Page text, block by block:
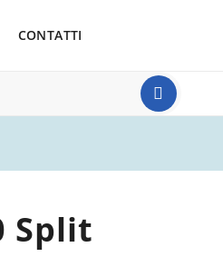
CONTATTI
Split